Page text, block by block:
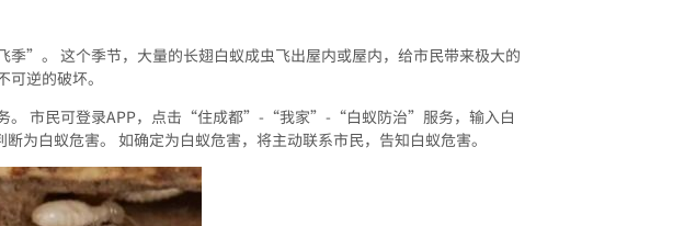
”。 这个季节，大量的长翅白蚁成虫飞出屋内或屋内，给市民带来极大的
逆的破坏。
。 市民可登录APP，点击“住成都”-“我家”-“白蚁防治”服务，输入白
为白蚁危害。 如确定为白蚁危害，将主动联系市民，告知白蚁危害。